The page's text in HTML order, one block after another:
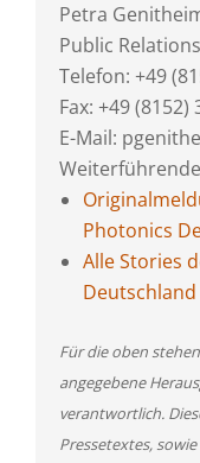
Petra
Public Relations
Telefon: +49
Fax: +49 (8152)
E-Mail:
Photonics
Alle Stories
Für die oben
angegebene
verantwortlich.
Pressetextes,